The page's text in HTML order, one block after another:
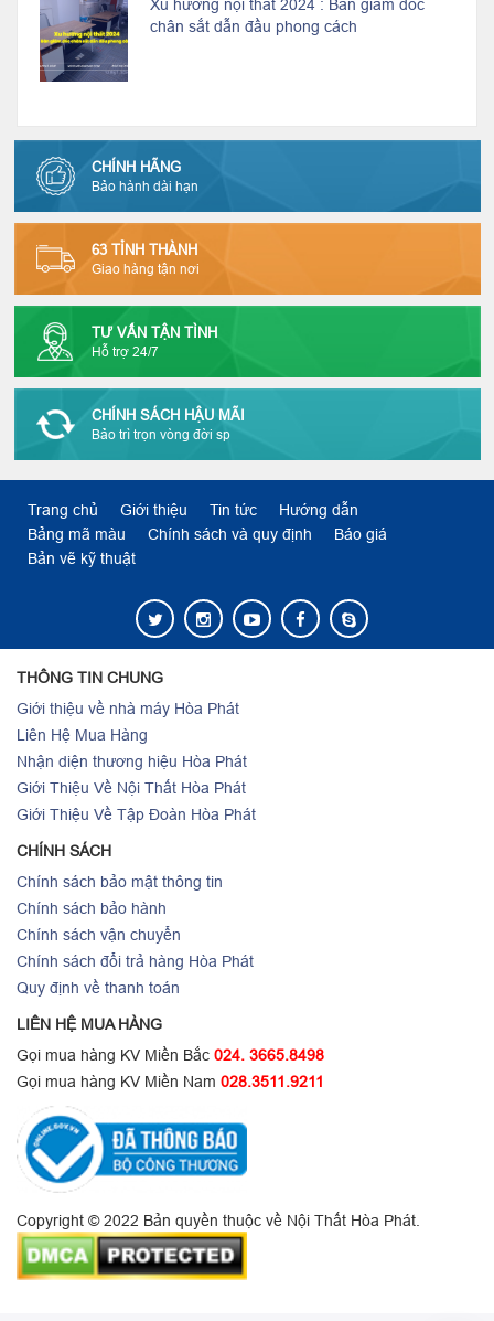
Xu hướng nội thất 2024 : Bàn giám đốc
chân sắt dẫn đầu phong cách
CHÍNH HÃNG
Bảo hành dài hạn
63 TỈNH THÀNH
Giao hàng tận nơi
TƯ VẤN TẬN TÌNH
Hỗ trợ 24/7
CHÍNH SÁCH HẬU MÃI
Bảo trì trọn vòng đời sp
Trang chủ Giới thiệu Tin tức
Hướng dẫn
Bảng mã màu
Chính sách và quy định
Báo giá
Bản vẽ kỹ thuật
THÔNG TIN CHUNG
Giới thiệu về nhà máy Hòa Phát
Liên Hệ Mua Hàng
Nhận diện thương hiệu Hòa Phát
Giới Thiệu Về Nội Thất Hòa Phát
Giới Thiệu Về Tập Đoàn Hòa Phát
CHÍNH SÁCH
Chính sách bảo mật thông tin
Chính sách bảo hành
Chính sách vận chuyển
Chính sách đổi trả hàng Hòa Phát
Quy định về thanh toán
LIÊN HỆ MUA HÀNG
Gọi mua hàng KV Miền Bắc 024. 3665.8498
Gọi mua hàng KV Miền Nam 028.3511.9211
Copyright © 2022 Bản quyền thuộc về Nội Thất Hòa Phát.